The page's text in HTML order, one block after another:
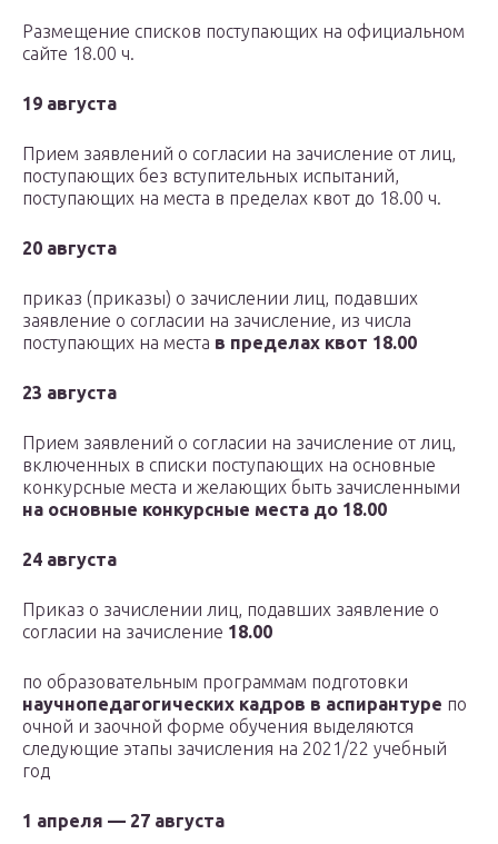
Размещение списков поступающих на официальном
сайте 18.00 ч.
19 августа
Прием заявлений о согласии на зачисление от лиц,
поступающих без вступительных испытаний,
поступающих на места в пределах квот до 18.00 ч.
20 августа
приказ (приказы) о зачислении лиц, подавших
заявление о согласии на зачисление, из числа
поступающих на места в пределах квот 18.00
23 августа
Прием заявлений о согласии на зачисление от лиц,
включенных в списки поступающих на основные
конкурсные места и желающих быть зачисленными
на основные конкурсные места до 18.00
24 августа
Приказ о зачислении лиц, подавших заявление о
согласии на зачисление 18.00
по образовательным программам подготовки
научнопедагогических кадров в аспирантуре по
очной и заочной форме обучения выделяются
следующие этапы зачисления на 2021/22 учебный
год
1 апреля — 27 августа